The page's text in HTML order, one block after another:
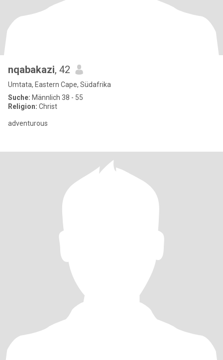
nqabakazi, 42
Umtata, Eastern Cape, Südafrika
Suche: Männlich 38 - 55
Religion: Christ
adventurous